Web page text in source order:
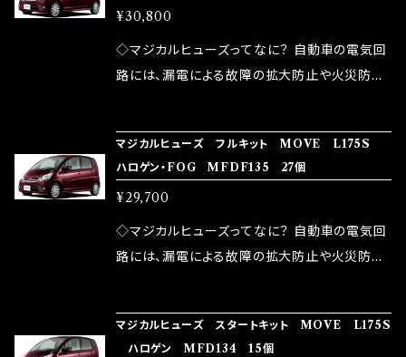
品化を果たしております。
果・接触抵抗低減効果により、このような効果を
発揮します。 ・アクセルレスポンスの向上 ・アイ
ドリング安定化（静粛性UP） ・ターボ車のターボ
など、これらの効果は、タウンユースだけでなく、
モータースポーツシーンでの実証実験の上、 製
品化を果たしております。
ます。 1.溶接回路であるため、配線と比較し抵抗
が大きい。 2.金属部分が露出している為、空気
中に漏電してしまう。 3.金属プレートが接触する
ズが、マジカルヒューズになります。 ◇マジカル
ヒューズの効果 マジカルヒューズは放電防止効
果・接触抵抗低減効果により、このような効果を
発揮します。 ・アクセルレスポンスの向上 ・アイ
ドリング安定化（静粛性UP） ・ターボ車のターボ
など、これらの効果は、タウンユースだけでなく、
モータースポーツシーンでの実証実験の上、 製
¥30,800
◇マジカルヒューズってなに？ 自動車の電気回
路には、漏電による故障の拡大防止や火災防止
路として、各回路への電力供給を行っています。
しかし、ヒューズには拭い去れない欠点があり
ます。 1.溶接回路であるため、配線と比較し抵抗
が大きい。 2.金属部分が露出している為、空気
中に漏電してしまう。 3.金属プレートが接触する
ズが、マジカルヒューズになります。 ◇マジカル
マジカルヒューズ フルキット MOVE L175S
ハロゲン・FOG MFDF135 27個
¥29,700
◇マジカルヒューズってなに？ 自動車の電気回
路には、漏電による故障の拡大防止や火災防止
路として、各回路への電力供給を行っています。
マジカルヒューズ スタートキット MOVE L175S
ハロゲン MFD134 15個